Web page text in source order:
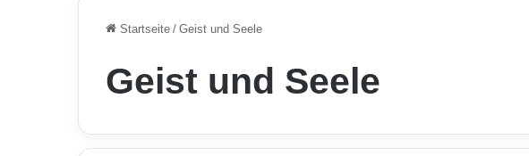
Startseite / Geist und Seele
Geist und Seele